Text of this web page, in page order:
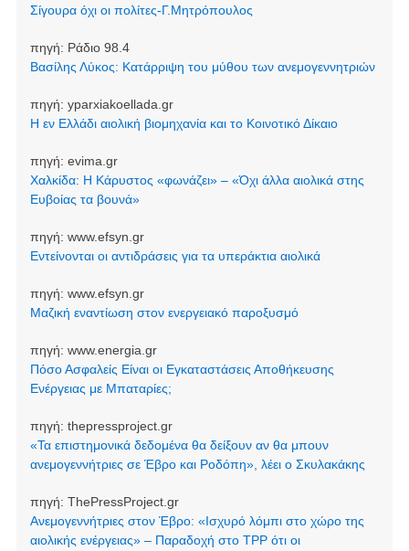
Σίγουρα όχι οι πολίτες-Γ.Μητρόπουλος
πηγή: Ράδιο 98.4
Βασίλης Λύκος: Κατάρριψη του μύθου των ανεμογεννητριών
πηγή: yparxiakoellada.gr
Η εν Ελλάδι αιολική βιομηχανία και το Κοινοτικό Δίκαιο
πηγή: evima.gr
Χαλκίδα: Η Κάρυστος «φωνάζει» – «Όχι άλλα αιολικά στης
Ευβοίας τα βουνά»
πηγή: www.efsyn.gr
Εντείνονται οι αντιδράσεις για τα υπεράκτια αιολικά
πηγή: www.efsyn.gr
Μαζική εναντίωση στον ενεργειακό παροξυσμό
πηγή: www.energia.gr
Πόσο Ασφαλείς Είναι οι Εγκαταστάσεις Αποθήκευσης
Ενέργειας με Μπαταρίες;
πηγή: thepressproject.gr
«Τα επιστημονικά δεδομένα θα δείξουν αν θα μπουν
ανεμογεννήτριες σε Έβρο και Ροδόπη», λέει ο Σκυλακάκης
πηγή: ThePressProject.gr
Ανεμογεννήτριες στον Έβρο: «Ισχυρό λόμπι στο χώρο της
αιολικής ενέργειας» – Παραδοχή στο TPP ότι οι